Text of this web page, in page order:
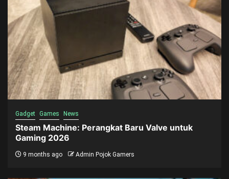
Gadget Games News
Steam Machine: Perangkat Baru Valve untuk
Gaming 2026
9 months ago Admin Pojok Gamers